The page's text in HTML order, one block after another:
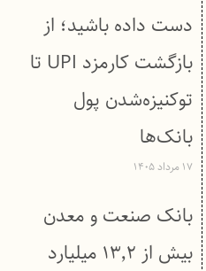
دست داده باشید؛ از
بازگشت کارمزد UPI تا
توکنیزه‌شدن پول
بانک‌ها
۱۷ مرداد ۱۴۰۵
بانک صنعت و معدن
بیش از ۱۳٬۲ میلیارد